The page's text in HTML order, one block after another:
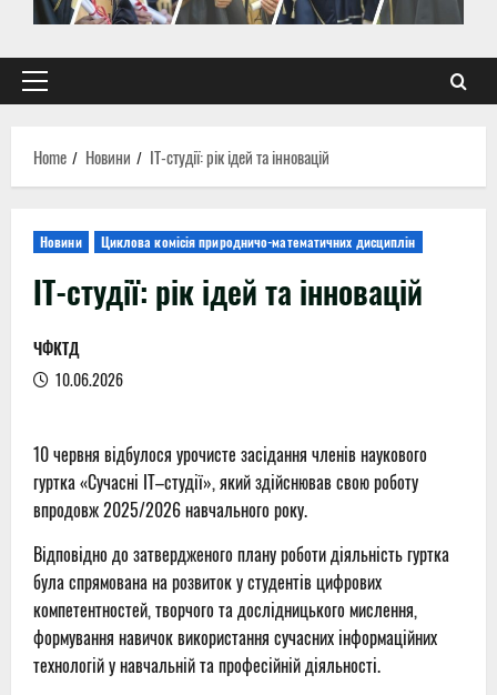
Primary
Home
Новини ІТ-студії: рік ідей та інновацій
Новини Циклова комісія природничо-математичних дисциплін
ІТ-студії: рік ідей та інновацій
ЧФКТД
10.06.2026
10 червня відбулося урочисте засідання членів наукового
гуртка «Сучасні ІТ–студії», який здійснював свою роботу
впродовж 2025/2026 навчального року.
Відповідно до затвердженого плану роботи діяльність гуртка
була спрямована на розвиток у студентів цифрових
компетентностей, творчого та дослідницького мислення,
формування навичок використання сучасних інформаційних
технологій у навчальній та професійній діяльності.